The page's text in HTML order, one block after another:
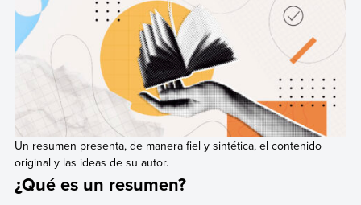
Un resumen presenta, de manera fiel y sintética, el contenido
original y las ideas de su autor.
¿Qué es un resumen?